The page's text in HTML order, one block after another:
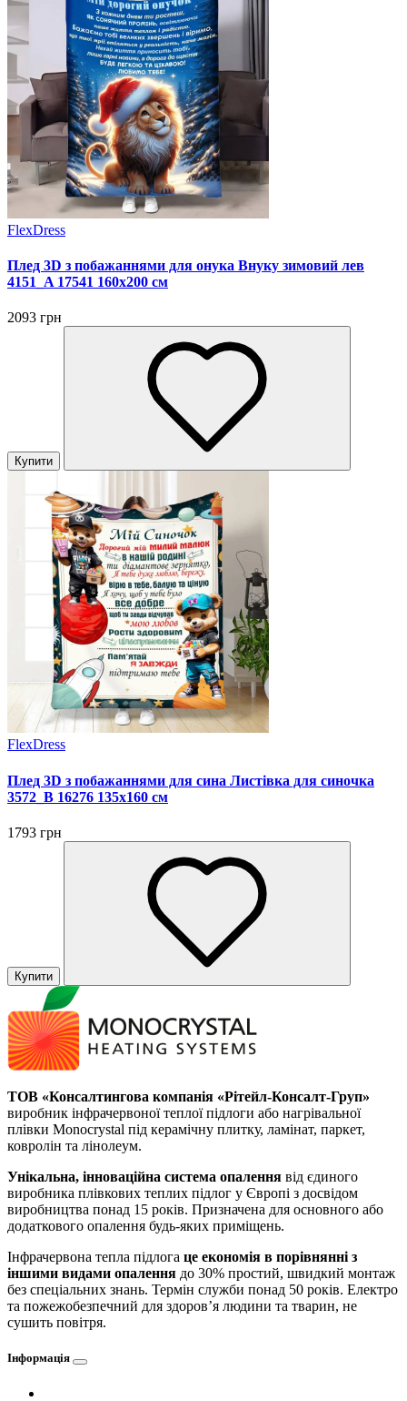
FlexDress
Плед 3D з побажаннями для онука Внуку зимовий лев
4151_A 17541 160х200 см
2093 грн
Купити
FlexDress
Плед 3D з побажаннями для сина Листівка для синочка
3572_B 16276 135х160 см
1793 грн
Купити
ТОВ «Консалтингова компанія «Рітейл-Консалт-Груп»
виробник інфрачервоної теплої підлоги або нагрівальної
плівки Monocrystal під керамічну плитку, ламінат, паркет,
ковролін та лінолеум.
Унікальна, інноваційна система опалення від єдиного
виробника плівкових теплих підлог у Європі з досвідом
виробництва понад 15 років. Призначена для основного або
додаткового опалення будь-яких приміщень.
Інфрачервона тепла підлога це економія в порівнянні з
іншими видами опалення до 30% простий, швидкий монтаж
без спеціальних знань. Термін служби понад 50 років. Електро
та пожежобезпечний для здоров’я людини та тварин, не
сушить повітря.
Інформація